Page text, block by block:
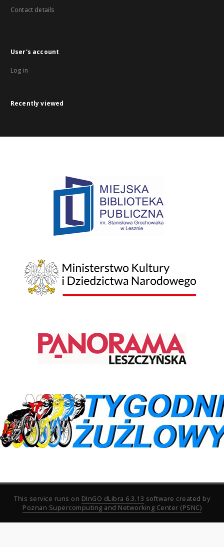
Contact details
User's account
Log in
Recently viewed
This service runs on DInGO dLibra 6.3.13 software created by
Poznan Supercomputing and Networking Center (PSNC)